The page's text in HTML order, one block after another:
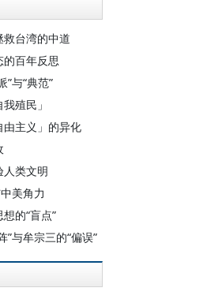
台湾的中道
百年反思
”与“典范”
殖民」
主义」的异化
人类文明
美角力
的“盲点”
”与牟宗三的“偏误”